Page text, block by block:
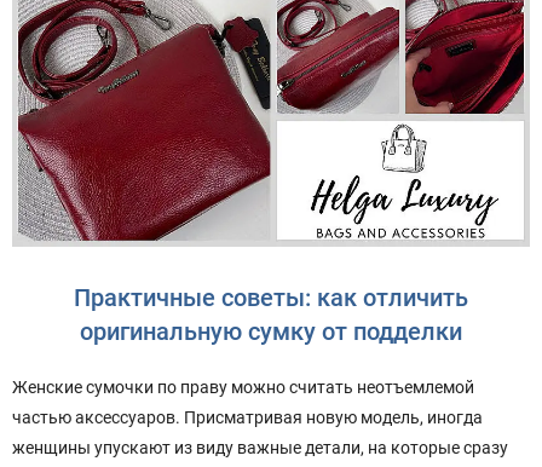
Практичные советы: как отличить
оригинальную сумку от подделки
Женские сумочки по праву можно считать неотъемлемой
частью аксессуаров. Присматривая новую модель, иногда
женщины упускают из виду важные детали, на которые сразу